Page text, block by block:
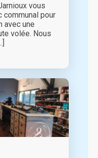
vous
communal pour
avec une
volée. Nous